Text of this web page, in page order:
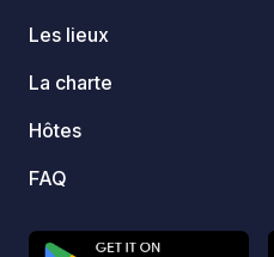
Les lieux
La charte
Hôtes
FAQ